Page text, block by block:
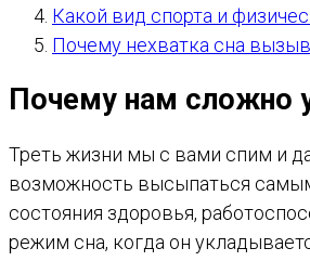
Какой вид спорта и
Почему нехватка сна
Почему нам сложно
Треть жизни мы с вами спим и
возможность высыпаться
состояния здоровья,
режим сна, когда он